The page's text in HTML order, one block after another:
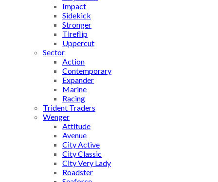
Impact
Sidekick
Stronger
Tireflip
Uppercut
Sector
Action
Contemporary
Expander
Marine
Racing
Trident Traders
Wenger
Attitude
Avenue
City Active
City Classic
City Very Lady
Roadster